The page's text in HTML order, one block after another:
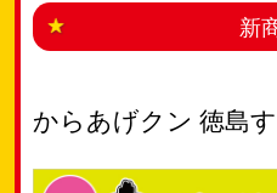
新
からあげクン 徳島